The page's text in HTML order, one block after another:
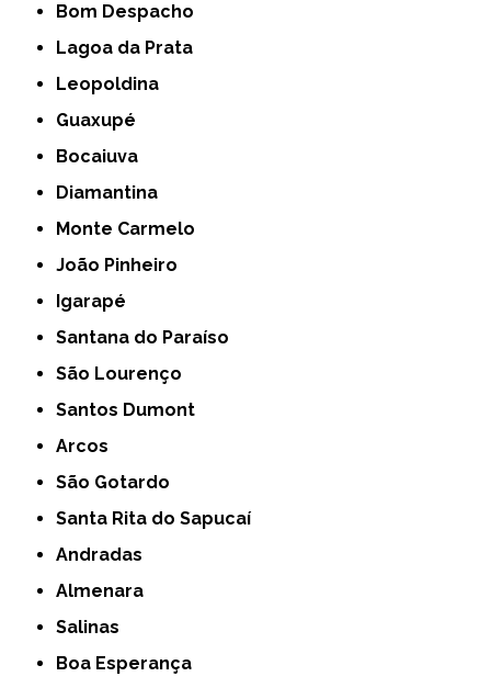
Bom Despacho
Lagoa da Prata
Leopoldina
Guaxupé
Bocaiuva
Diamantina
Monte Carmelo
João Pinheiro
Igarapé
Santana do Paraíso
São Lourenço
Santos Dumont
Arcos
São Gotardo
Santa Rita do Sapucaí
Andradas
Almenara
Salinas
Boa Esperança